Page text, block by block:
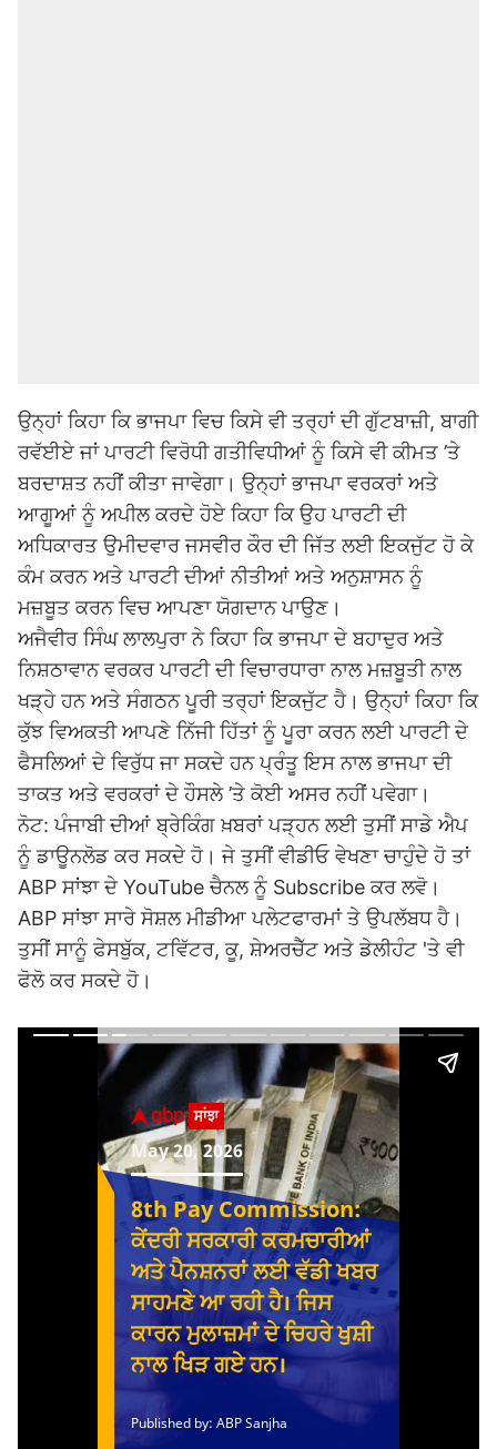
ਉਨ੍ਹਾਂ ਕਿਹਾ ਕਿ ਭਾਜਪਾ ਵਿਚ ਕਿਸੇ ਵੀ ਤਰ੍ਹਾਂ ਦੀ ਗੁੱਟਬਾਜ਼ੀ, ਬਾਗੀ
ਰਵੱਈਏ ਜਾਂ ਪਾਰਟੀ ਵਿਰੋਧੀ ਗਤੀਵਿਧੀਆਂ ਨੂੰ ਕਿਸੇ ਵੀ ਕੀਮਤ ’ਤੇ
ਬਰਦਾਸ਼ਤ ਨਹੀਂ ਕੀਤਾ ਜਾਵੇਗਾ। ਉਨ੍ਹਾਂ ਭਾਜਪਾ ਵਰਕਰਾਂ ਅਤੇ
ਆਗੂਆਂ ਨੂੰ ਅਪੀਲ ਕਰਦੇ ਹੋਏ ਕਿਹਾ ਕਿ ਉਹ ਪਾਰਟੀ ਦੀ
ਅਧਿਕਾਰਤ ਉਮੀਦਵਾਰ ਜਸਵੀਰ ਕੌਰ ਦੀ ਜਿੱਤ ਲਈ ਇਕਜੁੱਟ ਹੋ ਕੇ
ਕੰਮ ਕਰਨ ਅਤੇ ਪਾਰਟੀ ਦੀਆਂ ਨੀਤੀਆਂ ਅਤੇ ਅਨੁਸ਼ਾਸਨ ਨੂੰ
ਮਜ਼ਬੂਤ ਕਰਨ ਵਿਚ ਆਪਣਾ ਯੋਗਦਾਨ ਪਾਉਣ।
ਅਜੈਵੀਰ ਸਿੰਘ ਲਾਲਪੁਰਾ ਨੇ ਕਿਹਾ ਕਿ ਭਾਜਪਾ ਦੇ ਬਹਾਦੁਰ ਅਤੇ
ਨਿਸ਼ਠਾਵਾਨ ਵਰਕਰ ਪਾਰਟੀ ਦੀ ਵਿਚਾਰਧਾਰਾ ਨਾਲ ਮਜ਼ਬੂਤੀ ਨਾਲ
ਖੜ੍ਹੇ ਹਨ ਅਤੇ ਸੰਗਠਨ ਪੂਰੀ ਤਰ੍ਹਾਂ ਇਕਜੁੱਟ ਹੈ। ਉਨ੍ਹਾਂ ਕਿਹਾ ਕਿ
ਕੁੱਝ ਵਿਅਕਤੀ ਆਪਣੇ ਨਿੱਜੀ ਹਿੱਤਾਂ ਨੂੰ ਪੂਰਾ ਕਰਨ ਲਈ ਪਾਰਟੀ ਦੇ
ਫੈਸਲਿਆਂ ਦੇ ਵਿਰੁੱਧ ਜਾ ਸਕਦੇ ਹਨ ਪ੍ਰੰਤੂ ਇਸ ਨਾਲ ਭਾਜਪਾ ਦੀ
ਤਾਕਤ ਅਤੇ ਵਰਕਰਾਂ ਦੇ ਹੌਸਲੇ ’ਤੇ ਕੋਈ ਅਸਰ ਨਹੀਂ ਪਵੇਗਾ।
ਨੋਟ: ਪੰਜਾਬੀ ਦੀਆਂ ਬ੍ਰੇਕਿੰਗ ਖ਼ਬਰਾਂ ਪੜ੍ਹਨ ਲਈ ਤੁਸੀਂ ਸਾਡੇ ਐਪ
ਨੂੰ ਡਾਊਨਲੋਡ ਕਰ ਸਕਦੇ ਹੋ। ਜੇ ਤੁਸੀਂ ਵੀਡੀਓ ਵੇਖਣਾ ਚਾਹੁੰਦੇ ਹੋ ਤਾਂ
ABP ਸਾਂਝਾ ਦੇ YouTube ਚੈਨਲ ਨੂੰ Subscribe ਕਰ ਲਵੋ।
ABP ਸਾਂਝਾ ਸਾਰੇ ਸੋਸ਼ਲ ਮੀਡੀਆ ਪਲੇਟਫਾਰਮਾਂ ਤੇ ਉਪਲੱਬਧ ਹੈ।
ਤੁਸੀਂ ਸਾਨੂੰ ਫੇਸਬੁੱਕ, ਟਵਿੱਟਰ, ਕੂ, ਸ਼ੇਅਰਚੈੱਟ ਅਤੇ ਡੇਲੀਹੰਟ 'ਤੇ ਵੀ
ਫੋਲੋ ਕਰ ਸਕਦੇ ਹੋ।